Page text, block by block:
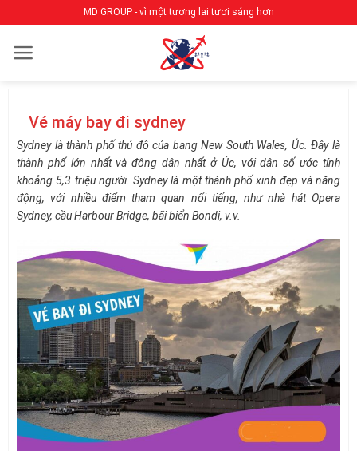
qua
nội
MD GROUP - vì một tương lai tươi sáng hơn
Vé máy bay đi sydney
Sydney là thành phố thủ đô của bang New South Wales, Úc. Đây là
thành phố lớn nhất và đông dân nhất ở Úc, với dân số ước tính
khoảng 5,3 triệu người. Sydney là một thành phố xinh đẹp và năng
động, với nhiều điểm tham quan nổi tiếng, như nhà hát Opera
Sydney, cầu Harbour Bridge, bãi biển Bondi, v.v.